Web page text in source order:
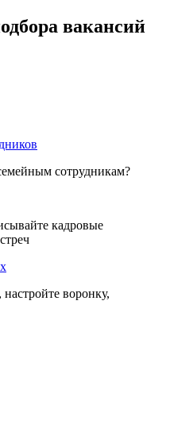
вакансий
сотрудникам?
кадровые
воронку,